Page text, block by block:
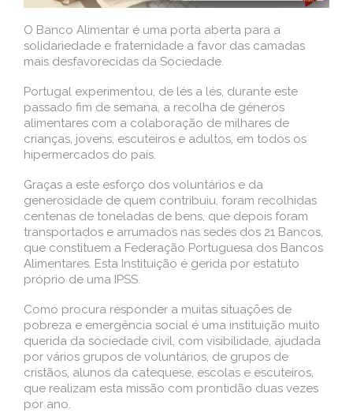
O Banco Alimentar é uma porta aberta para a
solidariedade e fraternidade a favor das camadas
mais desfavorecidas da Sociedade.
Portugal experimentou, de lés a lés, durante este
passado fim de semana, a recolha de géneros
alimentares com a colaboração de milhares de
crianças, jovens, escuteiros e adultos, em todos os
hipermercados do país.
Graças a este esforço dos voluntários e da
generosidade de quem contribuiu, foram recolhidas
centenas de toneladas de bens, que depois foram
transportados e arrumados nas sedes dos 21 Bancos,
que constituem a Federação Portuguesa dos Bancos
Alimentares. Esta Instituição é gerida por estatuto
próprio de uma IPSS.
Como procura responder a muitas situações de
pobreza e emergência social é uma instituição muito
querida da sociedade civil, com visibilidade, ajudada
por vários grupos de voluntários, de grupos de
cristãos, alunos da catequese, escolas e escuteiros,
que realizam esta missão com prontidão duas vezes
por ano.